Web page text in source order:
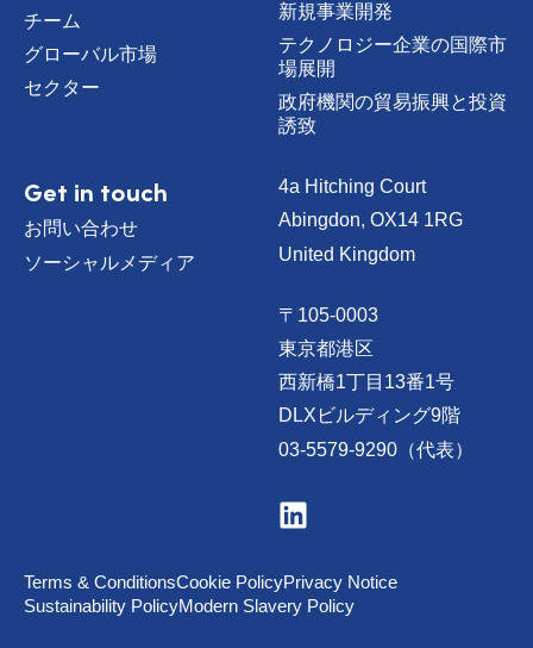
チーム
グローバル市場
セクター
新規事業開発
テクノロジー企業の国際市
場展開
政府機関の貿易振興と投資
誘致
Get in touch
お問い合わせ
ソーシャルメディア
4a Hitching Court
Abingdon, OX14 1RG
United Kingdom
〒105-0003
東京都港区
西新橋1丁目13番1号
DLXビルディング9階
03-5579-9290（代表）
V
i
t
u
Terms & ConditionsCookie PolicyPrivacy Notice
Sustainability PolicyModern Slavery Policy